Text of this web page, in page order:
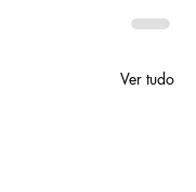
Ver tudo